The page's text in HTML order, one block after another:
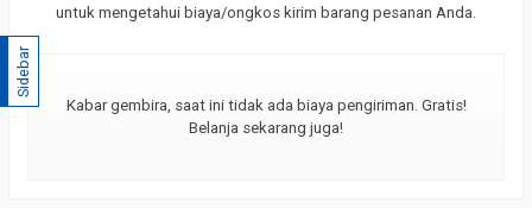
untuk mengetahui biaya/ongkos kirim barang pesanan Anda.
Kabar gembira, saat ini tidak ada biaya pengiriman. Gratis!
Belanja sekarang juga!
Sidebar